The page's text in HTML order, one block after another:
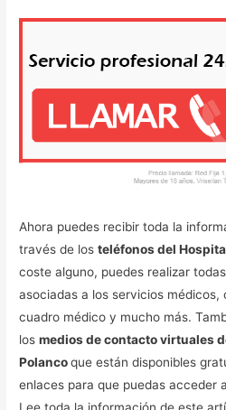
Ahora puedes recibir toda la
través de losteléfonos del
coste alguno, puedes realizar
asociadas a los servicios
cuadro médico y mucho más.
losmedios de contacto virtuales
Polancoque están disponibles
enlaces para que puedas acceder